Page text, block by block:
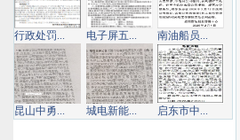
行政处罚... 电子屏五... 南油船员...
昆山中勇... 城电新能... 启东市中...